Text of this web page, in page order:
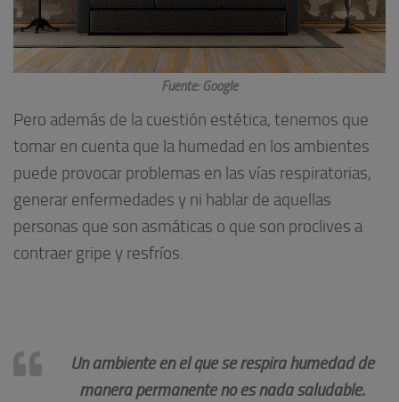
Fuente: Google
Pero además de la cuestión estética, tenemos que
tomar en cuenta que la humedad en los ambientes
puede provocar problemas en las vías respiratorias,
generar enfermedades y ni hablar de aquellas
personas que son asmáticas o que son proclives a
contraer gripe y resfríos.
Un ambiente en el que se respira humedad de
manera permanente no es nada saludable.